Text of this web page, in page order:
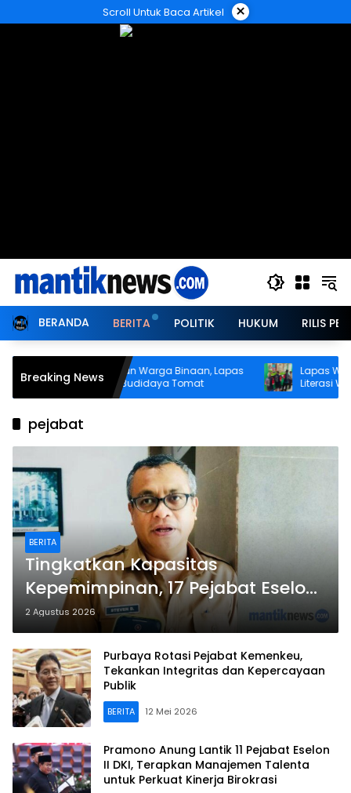
ke
Scroll Untuk Baca Artikel ×
BERANDA BERITA POLITIK HUKUM RILIS
Breaking News
Bina Kemandirian Warga Binaan, Lapas
Wahai Perluas Budidaya Tomat
Lapas Wahai
Literasi Warga
Perpustakaan
pejabat
BERITA
Tingkatkan Kapasitas
Kepemimpinan, 17 Pejabat Eselon
II Pemkot Ambon Ikut PKN II 2026
2 Agustus 2026
Purbaya Rotasi Pejabat Kemenkeu,
Tekankan Integritas dan Kepercayaan
Publik
BERITA 12 Mei 2026
Pramono Anung Lantik 11 Pejabat Eselon
II DKI, Terapkan Manajemen Talenta
untuk Perkuat Kinerja Birokrasi